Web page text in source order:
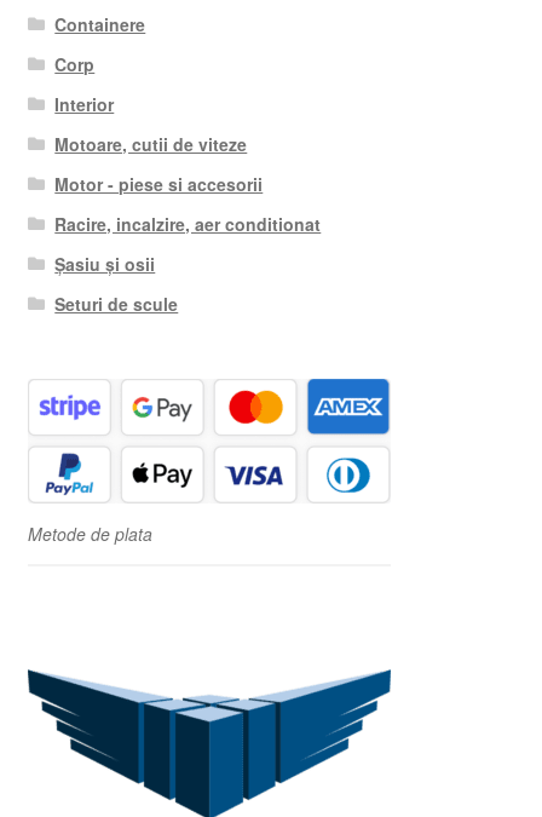
Containere
Corp
Interior
Motoare, cutii de viteze
Motor - piese si accesorii
Racire, incalzire, aer conditionat
Șasiu și osii
Seturi de scule
Metode de plata